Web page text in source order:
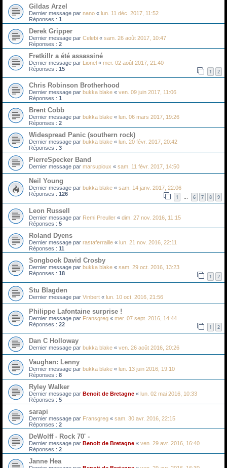
Gildas Arzel
Dernier message par nano « lun. 11 déc. 2017, 11:52
Réponses : 1
Derek Gripper
Dernier message par Celebi « sam. 26 août 2017, 10:47
Réponses : 2
Fretkillr a été assassiné
Dernier message par Lionel « mer. 02 août 2017, 21:40
Réponses : 15 1 2
Chris Robinson Brotherhood
Dernier message par bukka blake « ven. 09 juin 2017, 11:06
Réponses : 1
Brent Cobb
Dernier message par bukka blake « lun. 06 mars 2017, 19:26
Réponses : 2
Widespread Panic (southern rock)
Dernier message par bukka blake « lun. 20 févr. 2017, 20:42
Réponses : 3
PierreSpecker Band
Dernier message par marsupioux « sam. 11 févr. 2017, 14:50
Neil Young
Dernier message par bukka blake « sam. 14 janv. 2017, 22:06
Réponses : 126 1 … 6 7 8 9
Leon Russell
Dernier message par Remi Preuller « dim. 27 nov. 2016, 11:15
Réponses : 5
Roland Dyens
Dernier message par rastaferraille « lun. 21 nov. 2016, 22:11
Réponses : 11
Songbook David Crosby
Dernier message par bukka blake « sam. 29 oct. 2016, 13:23
Réponses : 18 1 2
Stu Blagden
Dernier message par Vinbert « lun. 10 oct. 2016, 21:56
Philippe Lafontaine surprise !
Dernier message par Fransgreg « mer. 07 sept. 2016, 14:44
Réponses : 22 1 2
Dan C Holloway
Dernier message par bukka blake « ven. 26 août 2016, 20:26
Vaughan: Lenny
Dernier message par bukka blake « lun. 13 juin 2016, 19:10
Réponses : 8
Ryley Walker
Dernier message par Benoit de Bretagne « lun. 02 mai 2016, 10:33
Réponses : 5
sarapi
Dernier message par Fransgreg « sam. 30 avr. 2016, 22:15
Réponses : 2
DeWolff - Rock 70' -
Dernier message par Benoit de Bretagne « ven. 29 avr. 2016, 16:40
Réponses : 2
Janne Hea